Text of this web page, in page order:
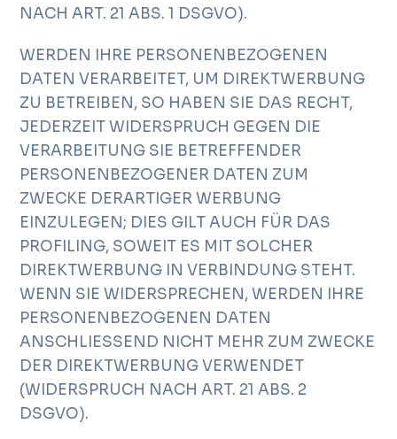
NACH ART. 21 ABS. 1 DSGVO).
WERDEN IHRE PERSONENBEZOGENEN
DATEN VERARBEITET, UM DIREKTWERBUNG
ZU BETREIBEN, SO HABEN SIE DAS RECHT,
JEDERZEIT WIDERSPRUCH GEGEN DIE
VERARBEITUNG SIE BETREFFENDER
PERSONENBEZOGENER DATEN ZUM
ZWECKE DERARTIGER WERBUNG
EINZULEGEN; DIES GILT AUCH FÜR DAS
PROFILING, SOWEIT ES MIT SOLCHER
DIREKTWERBUNG IN VERBINDUNG STEHT.
WENN SIE WIDERSPRECHEN, WERDEN IHRE
PERSONENBEZOGENEN DATEN
ANSCHLIESSEND NICHT MEHR ZUM ZWECKE
DER DIREKTWERBUNG VERWENDET
(WIDERSPRUCH NACH ART. 21 ABS. 2
DSGVO).